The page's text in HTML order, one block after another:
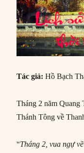
Tác giả: Hồ Bạch
Tháng 2 năm Quang
Thánh Tông về
“Tháng 2, vua ngự